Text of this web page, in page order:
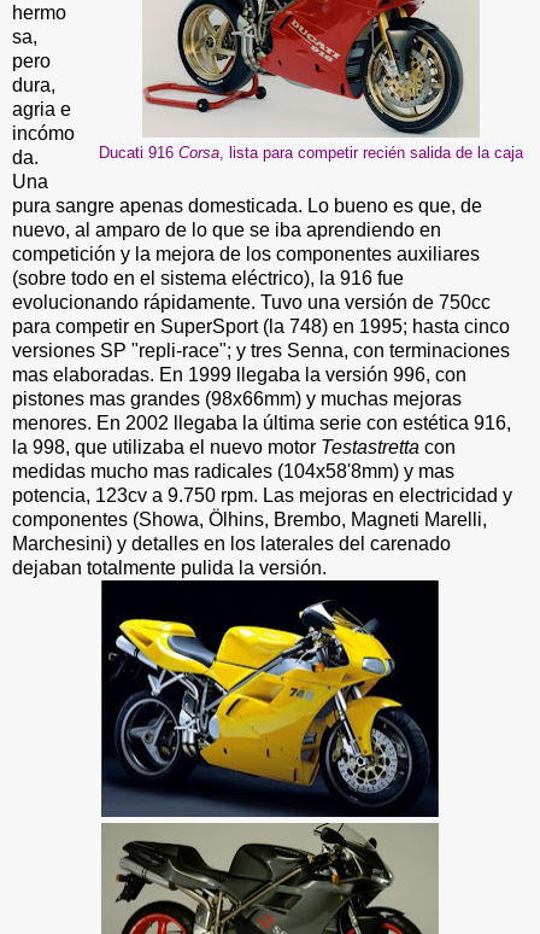
Ducati 916 Corsa , lista para competir recién salida de la caja
hermo
sa,
pero
dura,
agria e
incómo
da.
Una
pura sangre apenas domesticada. Lo bueno es que, de
nuevo, al amparo de lo que se iba aprendiendo en
competición y la mejora de los componentes auxiliares
(sobre todo en el sistema eléctrico), la 916 fue
evolucionando rápidamente. Tuvo una versión de 750cc
para competir en SuperSport (la 748) en 1995; hasta cinco
versiones SP "repli-race"; y tres Senna, con terminaciones
mas elaboradas. En 1999 llegaba la versión 996, con
pistones mas grandes (98x66mm) y muchas mejoras
menores. En 2002 llegaba la última serie con estética 916,
la 998, que utilizaba el nuevo motor Testastretta con
medidas mucho mas radicales (104x58'8mm) y mas
potencia, 123cv a 9.750 rpm. Las mejoras en electricidad y
componentes (Showa, Ölhins, Brembo, Magneti Marelli,
Marchesini) y detalles en los laterales del carenado
dejaban totalmente pulida la versión.